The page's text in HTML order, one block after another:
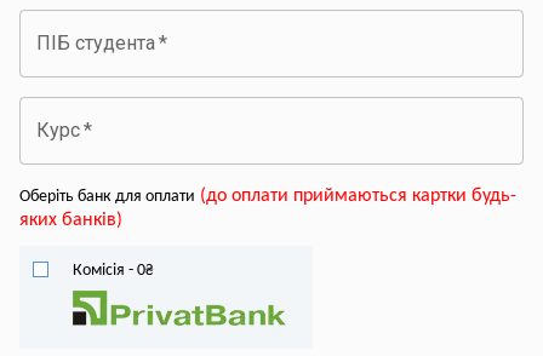
ПІБ студента*
Курс*
Оберіть банк для оплати (до оплати приймаються картки будь-
яких банків)
Комісія - 0₴